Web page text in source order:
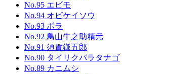
No.95 エビモ
No.94 オビケイソウ
No.93 ボラ
No.92 鳥山牛之助精元
No.91 須賀鎌五郎
No.90 タイリクバラタナゴ
No.89 カニムシ